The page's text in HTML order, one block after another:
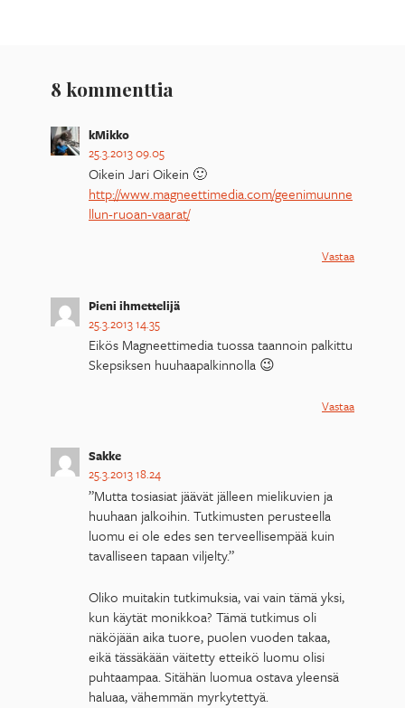
8 kommenttia
kMikko
25.3.2013 09.05
Oikein Jari Oikein 🙂
http://www.magneettimedia.com/geenimuunne
llun-ruoan-vaarat/
Vastaa
Pieni ihmettelijä
25.3.2013 14.35
Eikös Magneettimedia tuossa taannoin palkittu
Skepsiksen huuhaapalkinnolla 😉
Vastaa
Sakke
25.3.2013 18.24
”Mutta tosiasiat jäävät jälleen mielikuvien ja
huuhaan jalkoihin. Tutkimusten perusteella
luomu ei ole edes sen terveellisempää kuin
tavalliseen tapaan viljelty.”
Oliko muitakin tutkimuksia, vai vain tämä yksi,
kun käytät monikkoa? Tämä tutkimus oli
näköjään aika tuore, puolen vuoden takaa,
eikä tässäkään väitetty etteikö luomu olisi
puhtaampaa. Sitähän luomua ostava yleensä
haluaa, vähemmän myrkytettyä.